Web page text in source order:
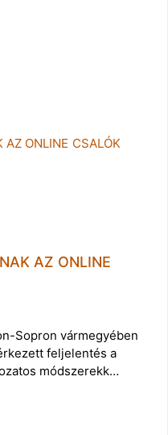
AZ ONLINE
Sopron vármegyében
feljelentés a
módszerekk…